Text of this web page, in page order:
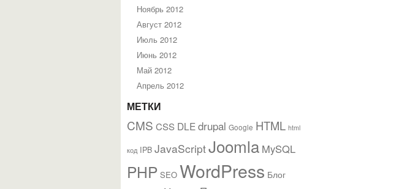
Ноябрь 2012
Август 2012
Июль 2012
Июнь 2012
Май 2012
Апрель 2012
МЕТКИ
CMS CSS DLEdrupal Google HTML html
код IPB JavaScriptJoomla MySQL
PHP SEO WordPress Блог